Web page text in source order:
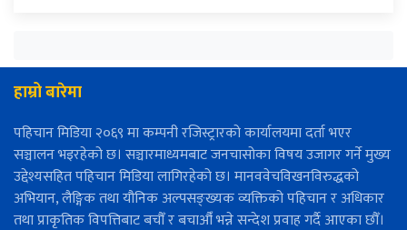
हाम्रो बारेमा
पहिचान मिडिया २०६९ मा कम्पनी रजिस्ट्रारको कार्यालयमा दर्ता भएर
सञ्चालन भइरहेको छ। सञ्चारमाध्यमबाट जनचासोका विषय उजागर गर्ने मुख्य
उद्देश्यसहित पहिचान मिडिया लागिरहेको छ। मानववेचविखनविरुद्धको
अभियान, लैङ्गिक तथा यौनिक अल्पसङ्ख्यक व्यक्तिको पहिचान र अधिकार
तथा प्राकृतिक विपत्तिबाट बचौँ र बचाऔँ भन्ने सन्देश प्रवाह गर्दै आएका छौँ।